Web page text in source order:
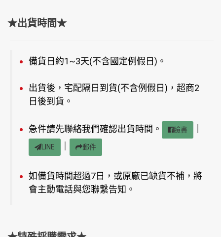
★出貨時間★
備貨日約1~3天(不含國定例假日)。
出貨後，宅配隔日到貨(不含例假日)，超商2
日後到貨。
急件請先聯絡我們確認出貨時間。 臉書
LINE 郵件
如備貨時間超過7日，或原廠已缺貨不補，將
會主動電話與您聯繫告知。